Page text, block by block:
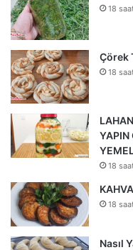
18
Çörek
18
YAPIN
18
18
Nasıl